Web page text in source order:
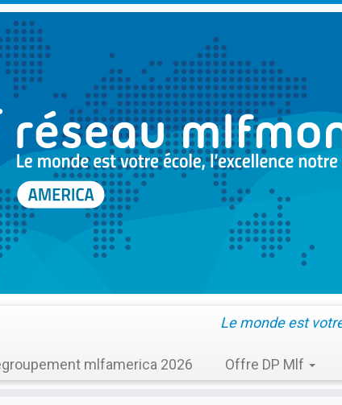
Le monde est
mlfamerica 2026 Offre DP Mlf